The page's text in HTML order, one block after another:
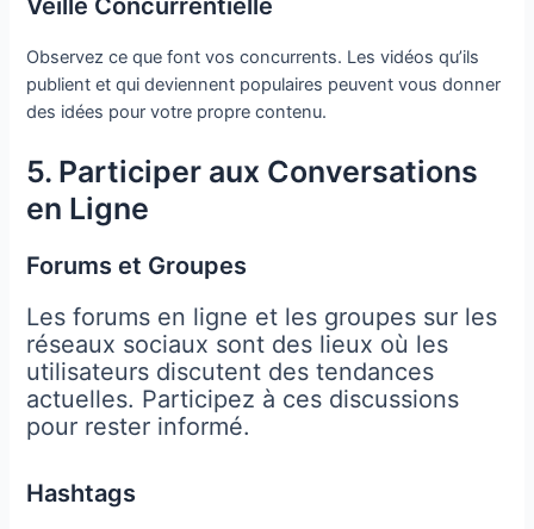
Veille Concurrentielle
Observez ce que font vos concurrents. Les vidéos qu’ils
publient et qui deviennent populaires peuvent vous donner
des idées pour votre propre contenu.
5. Participer aux Conversations
en Ligne
Forums et Groupes
Les forums en ligne et les groupes sur les
réseaux sociaux sont des lieux où les
utilisateurs discutent des tendances
actuelles. Participez à ces discussions
pour rester informé.
Hashtags